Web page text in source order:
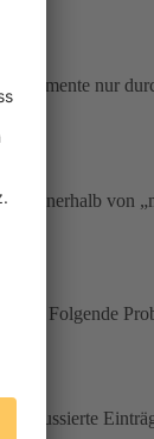
Elemente nur
innerhalb von
Folgende
fokussierte